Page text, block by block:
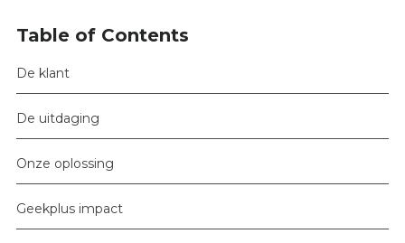
Table of Contents
De klant
De uitdaging
Onze oplossing
Geekplus impact